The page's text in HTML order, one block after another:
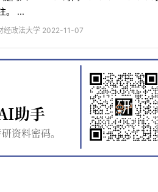
。 ...
经政法大学 2022-11-07